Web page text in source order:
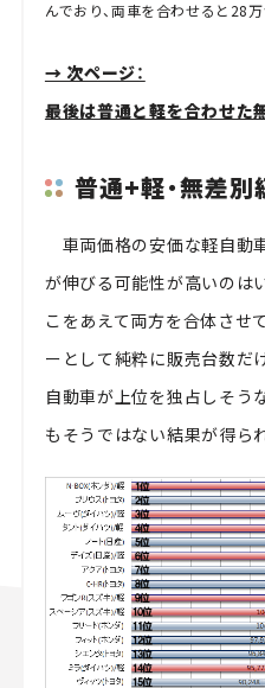
んでおり、両車を合わせると28万
→ 次ページ：
最後は普通と軽を合わせた
普通+軽・無差別
車両価格の安価な軽自動
が伸びる可能性が高いのは
こをあえて両方を合体させ
ーとして純粋に販売台数だ
自動車が上位を独占しそう
もそうではない結果が得ら